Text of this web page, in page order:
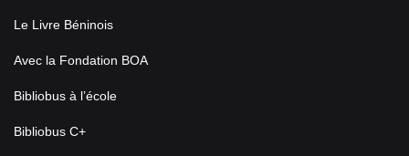
Le Livre Béninois
Avec la Fondation BOA
Bibliobus à l’école
Bibliobus C+